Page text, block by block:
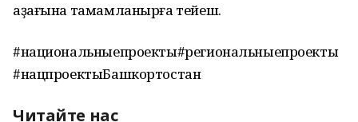
аҙағына тамамланырға тейеш.
#национальныепроекты#региональныепроекты
#нацпроектыБашкортостан
Читайте нас